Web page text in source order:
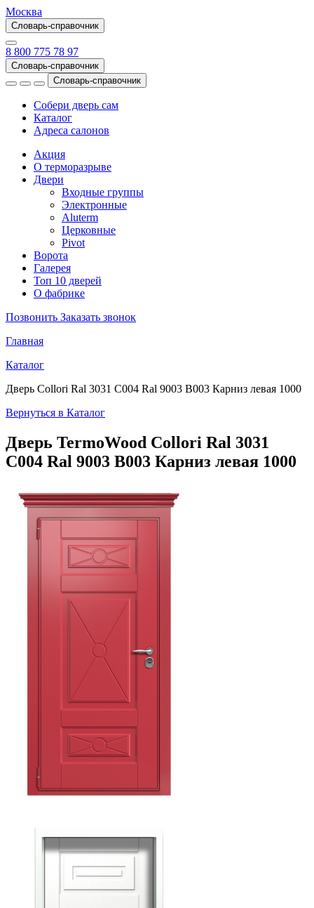
Москва
Словарь-справочник
8 800 775 78 97
Словарь-справочник
Словарь-справочник
Собери дверь сам
Каталог
Адреса салонов
Акция
О терморазрыве
Двери
Входные группы
Электронные
Aluterm
Церковные
Pivot
Ворота
Галерея
Топ 10 дверей
О фабрике
Позвонить Заказать звонок
Главная
Каталог
Дверь Collori Ral 3031 C004 Ral 9003 B003 Карниз левая 1000
Вернуться в Каталог
Дверь TermoWood Collori Ral 3031
C004 Ral 9003 B003 Карниз левая 1000